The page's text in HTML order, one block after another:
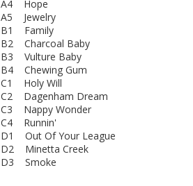
A4 Hope
A5 Jewelry
B1 Family
B2 Charcoal Baby
B3 Vulture Baby
B4 Chewing Gum
C1 Holy Will
C2 Dagenham Dream
C3 Nappy Wonder
C4 Runnin'
D1 Out Of Your League
D2 Minetta Creek
D3 Smoke